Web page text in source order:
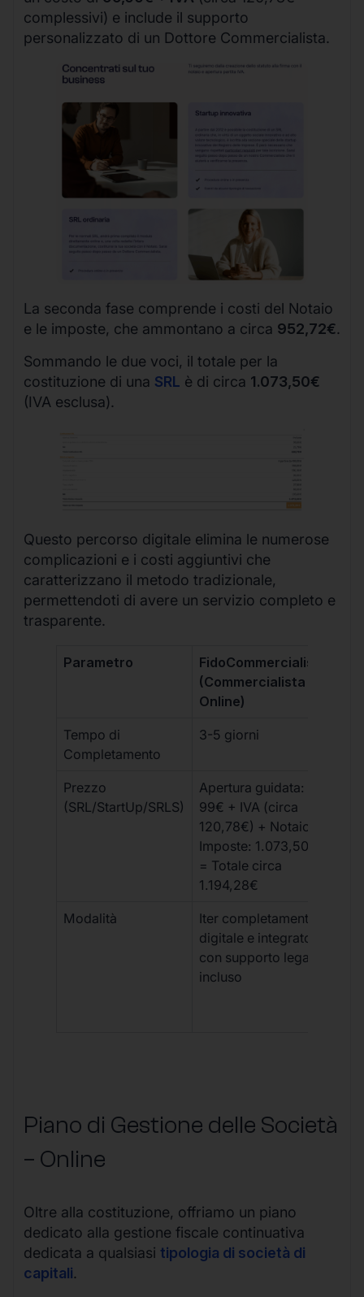
complessivi) e include il supporto
personalizzato di un Dottore Commercialista.
La seconda fase comprende i costi del Notaio
e le imposte, che ammontano a circa 952,72€.
Sommando le due voci, il totale per la
costituzione di una SRL è di circa 1.073,50€
(IVA esclusa).
Questo percorso digitale elimina le numerose
complicazioni e i costi aggiuntivi che
caratterizzano il metodo tradizionale,
permettendoti di avere un servizio completo e
trasparente.
Parametro
FidoCommercialista
(Commercialista
Online)
Tempo di
Completamento
3-5 giorni
Prezzo
(SRL/StartUp/SRLS)
Apertura guidata:
99€ + IVA (circa
120,78€) + Notaio e
Imposte: 1.073,50€
= Totale circa
1.194,28€
Modalità
Iter completamente
digitale e integrato,
con supporto legale
incluso
Piano di Gestione delle Società
– Online
Oltre alla costituzione, offriamo un piano
dedicato alla gestione fiscale continuativa
dedicata a qualsiasi tipologia di società di
capitali.